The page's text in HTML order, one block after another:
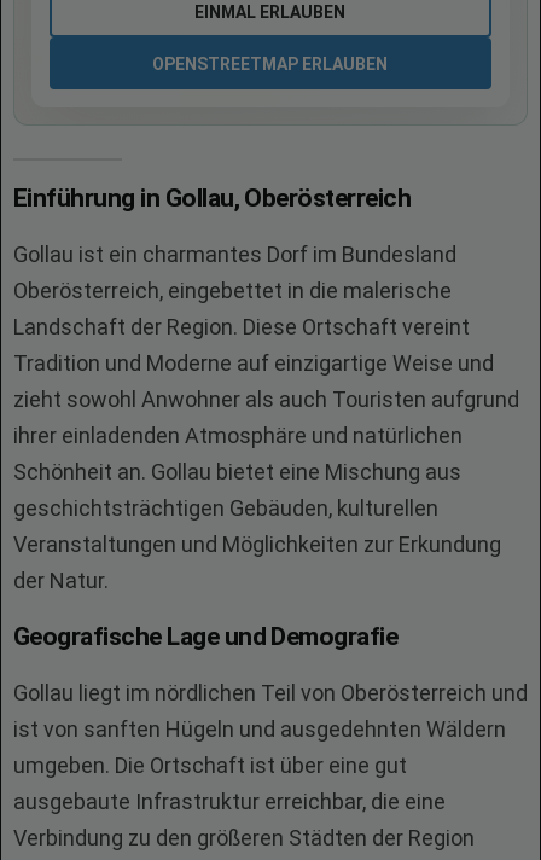
EINMAL ERLAUBEN
OPENSTREETMAP ERLAUBEN
Einführung in Gollau, Oberösterreich
Gollau ist ein charmantes Dorf im Bundesland
Oberösterreich, eingebettet in die malerische
Landschaft der Region. Diese Ortschaft vereint
Tradition und Moderne auf einzigartige Weise und
zieht sowohl Anwohner als auch Touristen aufgrund
ihrer einladenden Atmosphäre und natürlichen
Schönheit an. Gollau bietet eine Mischung aus
geschichtsträchtigen Gebäuden, kulturellen
Veranstaltungen und Möglichkeiten zur Erkundung
der Natur.
Geografische Lage und Demografie
Gollau liegt im nördlichen Teil von Oberösterreich und
ist von sanften Hügeln und ausgedehnten Wäldern
umgeben. Die Ortschaft ist über eine gut
ausgebaute Infrastruktur erreichbar, die eine
Verbindung zu den größeren Städten der Region